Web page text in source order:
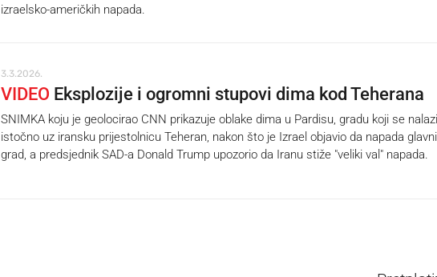
izraelsko-američkih napada.
3.3.2026.
VIDEO Eksplozije i ogromni stupovi dima kod Teherana
SNIMKA koju je geolocirao CNN prikazuje oblake dima u Pardisu, gradu koji se nalazi
istočno uz iransku prijestolnicu Teheran, nakon što je Izrael objavio da napada glavni
grad, a predsjednik SAD-a Donald Trump upozorio da Iranu stiže "veliki val" napada.